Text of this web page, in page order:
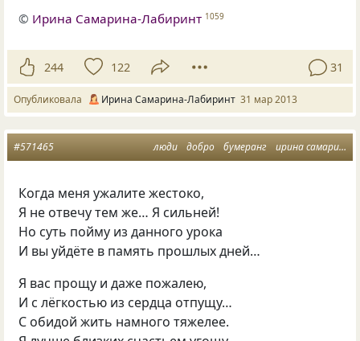
© Ирина Самарина-Лабиринт 1059
244 122 31
Опубликовала Ирина Самарина-Лабиринт 31 мар 2013
люди добро бумеранг ирина самарина
#571465
Когда меня ужалите жестоко,
Я не отвечу тем же… Я сильней!
Но суть пойму из данного урока
И вы уйдёте в память прошлых дней…
Я вас прощу и даже пожалею,
И с лёгкостью из сердца отпущу…
С обидой жить намного тяжелее.